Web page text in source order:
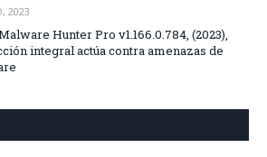
2023
Hunter Pro v1.166.0.784, (2023),
integral actúa contra amenazas de